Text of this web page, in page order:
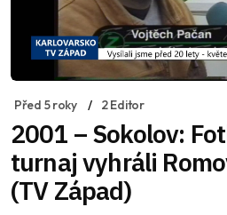
Před 5 roky 2 Editor
2001 – Sokolov:
turnaj vyhráli
(TV Západ)